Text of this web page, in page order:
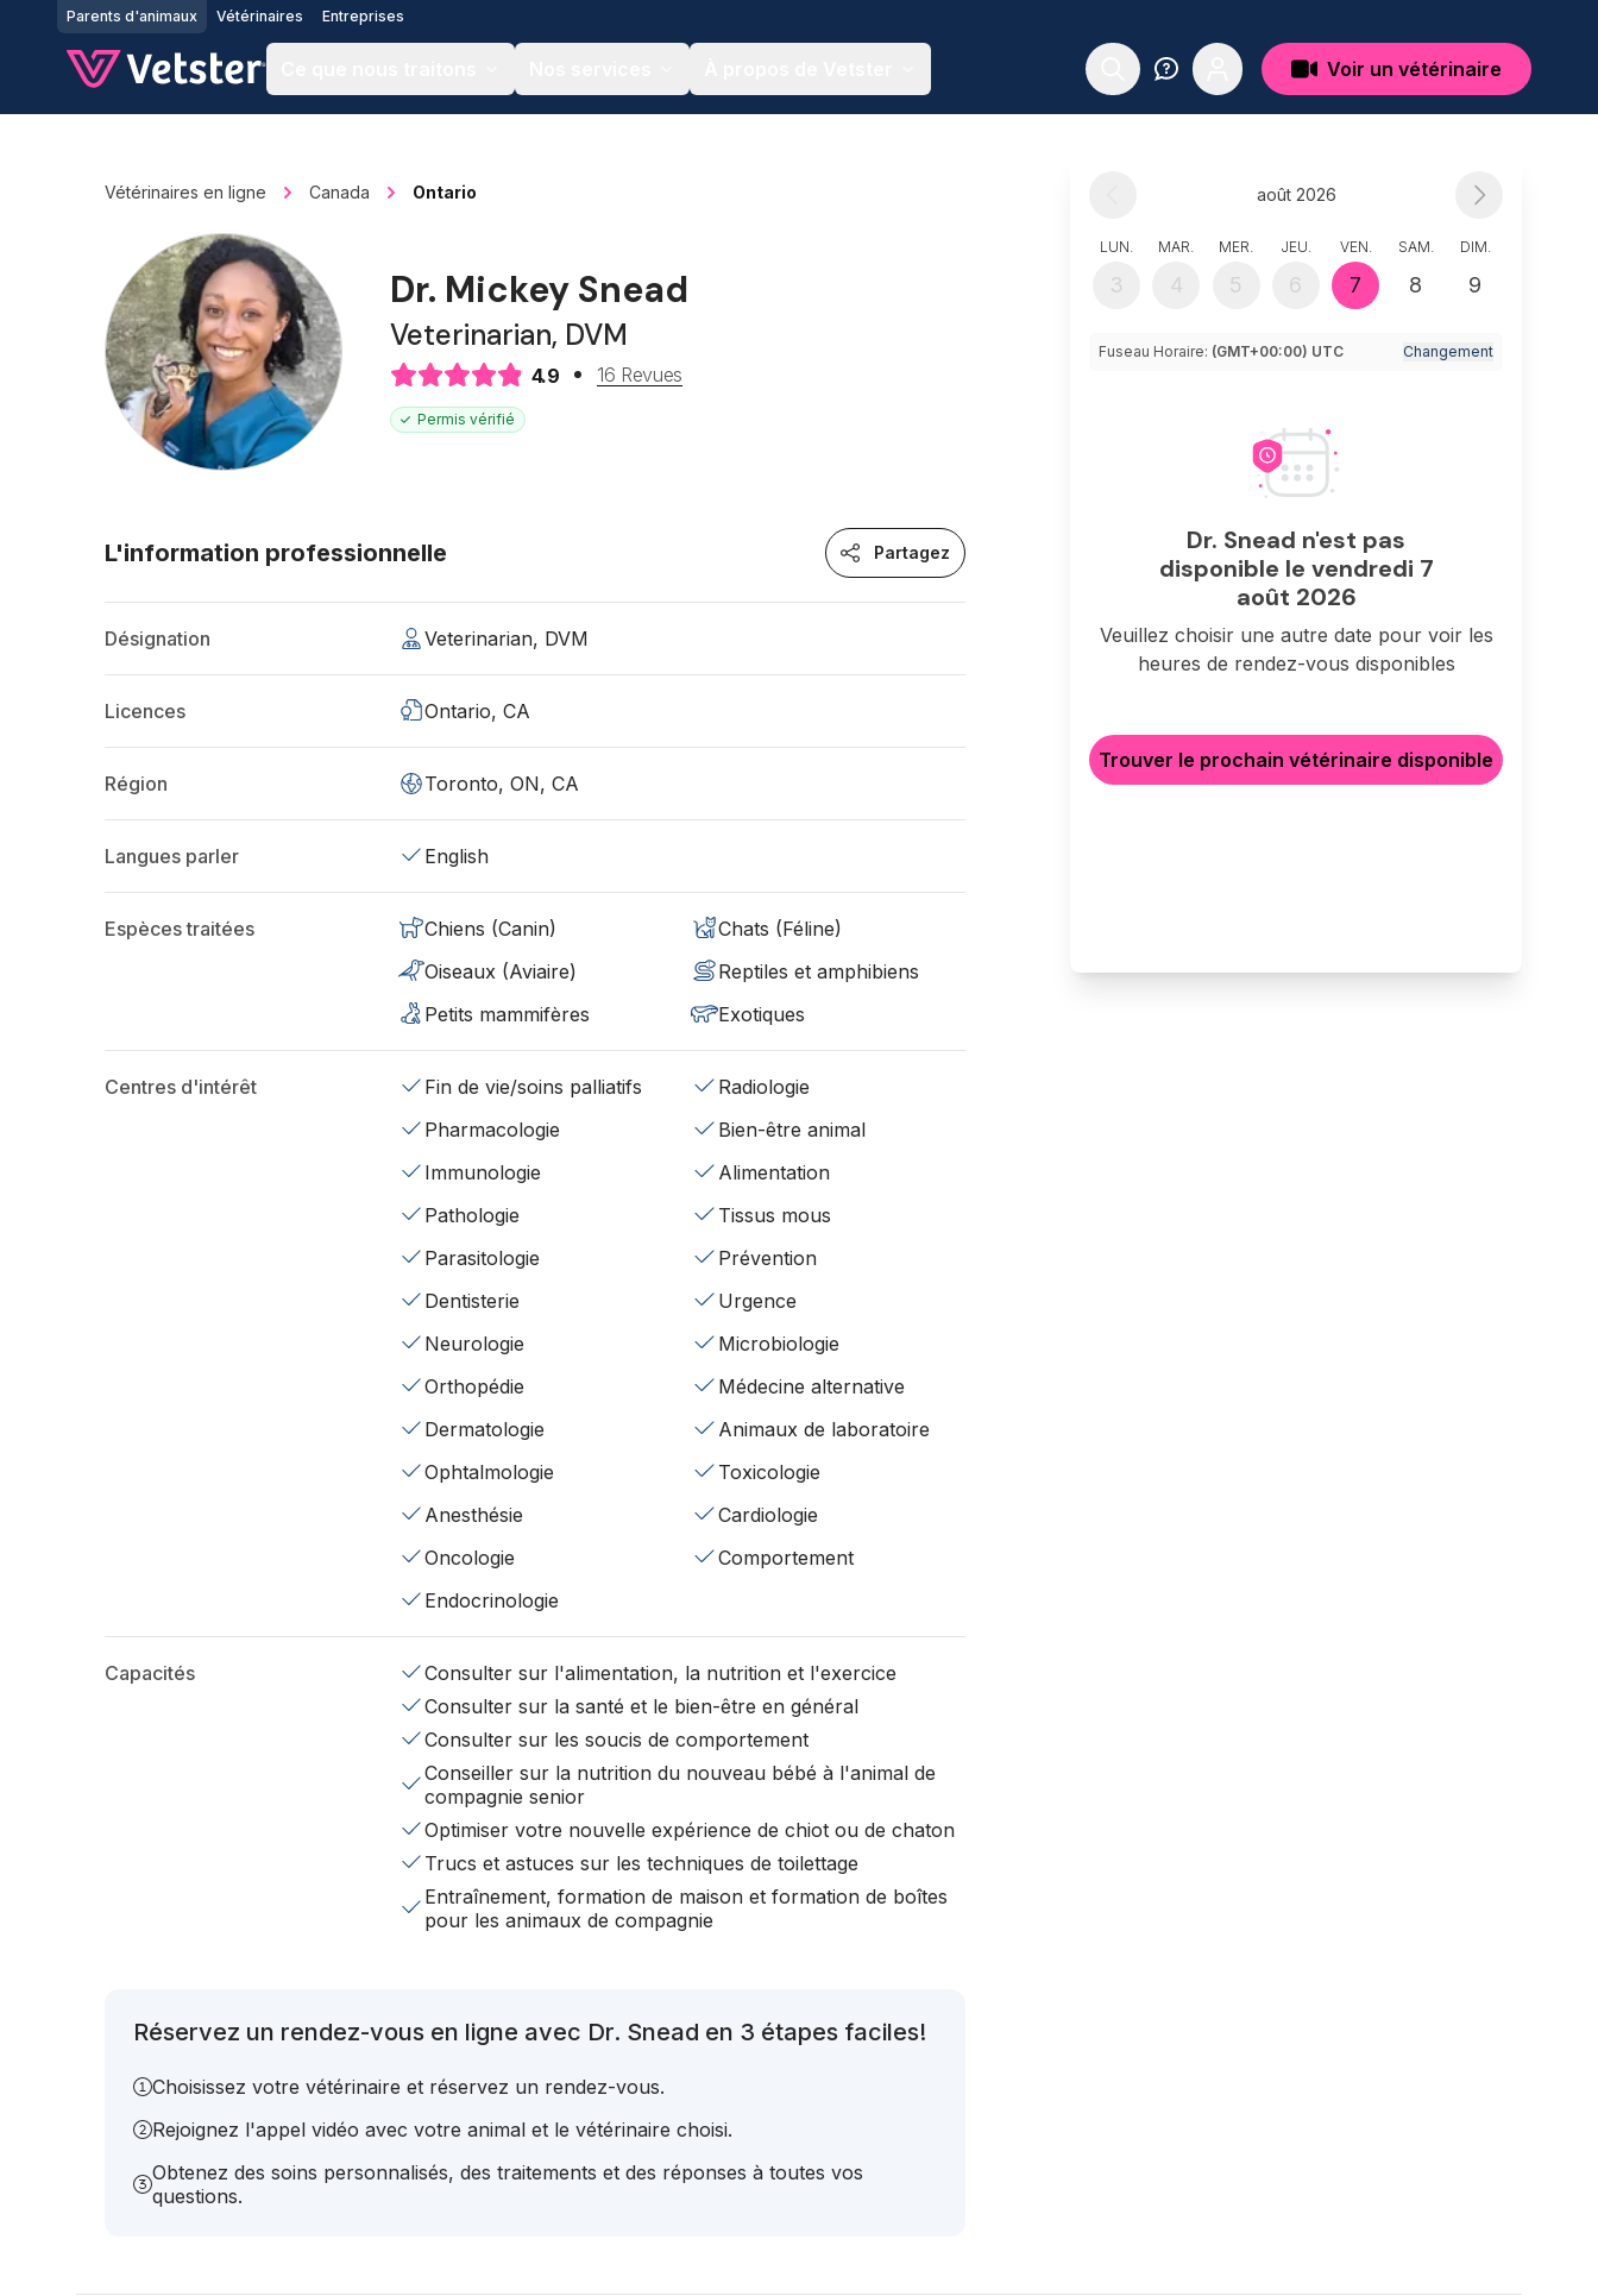
Jump to main content
Parents d'animaux Vétérinaires Entreprises
Voir un vétérinaire
Vétérinaires en ligne Canada Ontario
Dr. Mickey Snead
Veterinarian, DVM
4.9 16 Revues
Permis vérifié
L'information professionnelle Partagez
Désignation Veterinarian, DVM
Licences Ontario, CA
Région Toronto, ON, CA
Langues parler English
Espèces traitées Chiens (Canin)
Chats (Féline)
Oiseaux (Aviaire)
Reptiles et amphibiens
Petits mammifères
Exotiques
Centres d'intérêt Fin de vie/soins palliatifs
Radiologie
Pharmacologie
Bien-être animal
Immunologie
Alimentation
Pathologie
Tissus mous
Parasitologie
Prévention
Dentisterie
Urgence
Neurologie
Microbiologie
Orthopédie
Médecine alternative
Dermatologie
Animaux de laboratoire
Ophtalmologie
Toxicologie
Anesthésie
Cardiologie
Oncologie
Comportement
Endocrinologie
Capacités
Consulter sur l'alimentation, la nutrition et l'exercice
Consulter sur la santé et le bien-être en général
Consulter sur les soucis de comportement
Conseiller sur la nutrition du nouveau bébé à l'animal de
compagnie senior
Optimiser votre nouvelle expérience de chiot ou de chaton
Trucs et astuces sur les techniques de toilettage
Entraînement, formation de maison et formation de boîtes
pour les animaux de compagnie
Réservez un rendez-vous en ligne avec Dr. Snead en 3 étapes faciles!
Choisissez votre vétérinaire et réservez un rendez-vous.
Rejoignez l'appel vidéo avec votre animal et le vétérinaire choisi.
Obtenez des soins personnalisés, des traitements et des réponses à toutes vos
questions.
août 2026
LUN.
3
MAR.
4
MER.
5
JEU.
6
VEN.
7
SAM.
8
DIM.
9
Fuseau Horaire: (GMT+00:00) UTC Changement
Dr. Snead n'est pas
disponible le vendredi 7
août 2026
Veuillez choisir une autre date pour voir les
heures de rendez-vous disponibles
Trouver le prochain vétérinaire disponible